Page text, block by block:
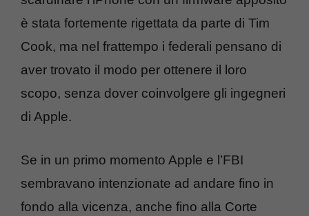
è stata fortemente rigettata da parte di Tim
Cook, ma nel frattempo i federali pensano di
aver trovato il modo per ottenere il loro
scopo, senza dover coinvolgere gli ingegneri
di Apple.
Se in un primo momento Apple e l’FBI
sembravano intenzionate ad andare fino in
fondo alla vicenza, anche fino alla Corte